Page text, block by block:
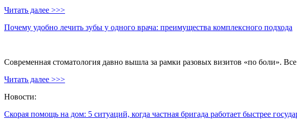
Читать далее >>>
Почему удобно лечить зубы у одного врача: преимущества комплексного подхода
Современная стоматология давно вышла за рамки разовых визитов «по боли».
Читать далее >>>
Новости:
Скорая помощь на дом: 5 ситуаций, когда частная бригада работает быстрее